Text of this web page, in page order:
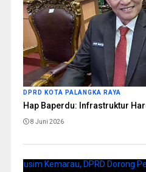
DPRD KOTA PALANGKA RAYA
Hap Baperdu: Infrastruktur
8 Juni 2026